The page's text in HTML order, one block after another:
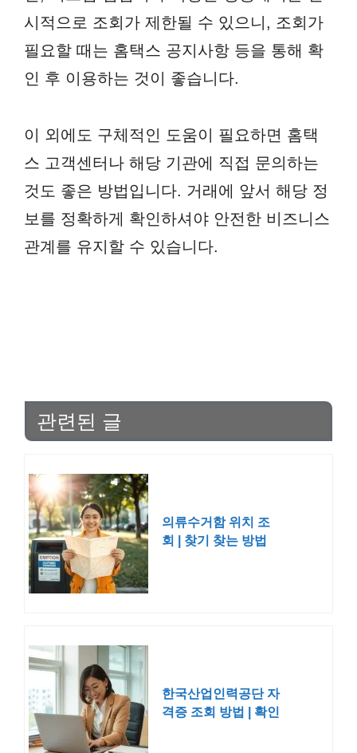
시적으로 조회가 제한될 수 있으니, 조회가
필요할 때는 홈택스 공지사항 등을 통해 확
인 후 이용하는 것이 좋습니다.
이 외에도 구체적인 도움이 필요하면 홈택
스 고객센터나 해당 기관에 직접 문의하는
것도 좋은 방법입니다. 거래에 앞서 해당 정
보를 정확하게 확인하셔야 안전한 비즈니스
관계를 유지할 수 있습니다.
관련된 글
의류수거함 위치 조
회 | 찾기 찾는 방법
한국산업인력공단 자
격증 조회 방법 | 확인